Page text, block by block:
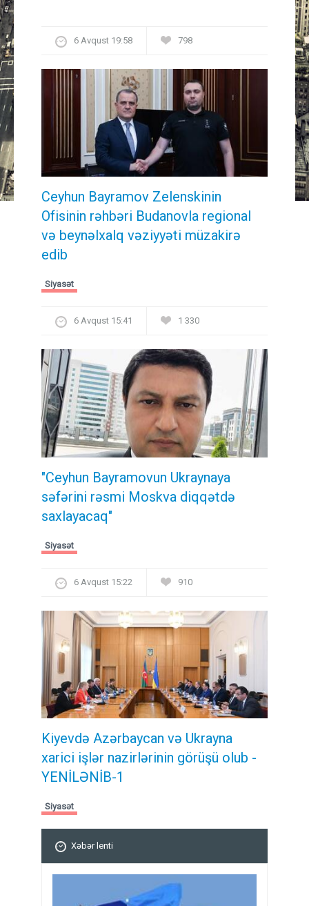
6 Avqust 19:58 798
Ceyhun Bayramov Zelenskinin
Ofisinin rəhbəri Budanovla regional
və beynəlxalq vəziyyəti müzakirə
edib
Siyasət
6 Avqust 15:41 1 330
"Ceyhun Bayramovun Ukraynaya
səfərini rəsmi Moskva diqqətdə
saxlayacaq"
Siyasət
6 Avqust 15:22 910
Kiyevdə Azərbaycan və Ukrayna
xarici işlər nazirlərinin görüşü olub -
YENİLƏNİB-1
Siyasət
Xəbər lenti